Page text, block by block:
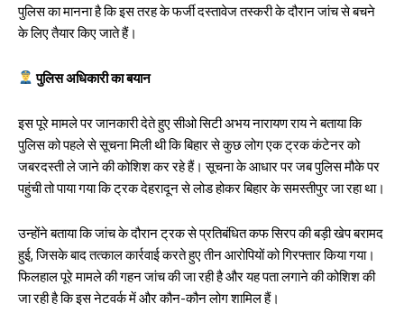
पुलिस का मानना है कि इस तरह के फर्जी दस्तावेज तस्करी के दौरान जांच से बचने
के लिए तैयार किए जाते हैं।
पुलिस अधिकारी का बयान
इस पूरे मामले पर जानकारी देते हुए सीओ सिटी अभय नारायण राय ने बताया कि
पुलिस को पहले से सूचना मिली थी कि बिहार से कुछ लोग एक ट्रक कंटेनर को
जबरदस्ती ले जाने की कोशिश कर रहे हैं। सूचना के आधार पर जब पुलिस मौके पर
पहुंची तो पाया गया कि ट्रक देहरादून से लोड होकर बिहार के समस्तीपुर जा रहा था।
उन्होंने बताया कि जांच के दौरान ट्रक से प्रतिबंधित कफ सिरप की बड़ी खेप बरामद
हुई, जिसके बाद तत्काल कार्रवाई करते हुए तीन आरोपियों को गिरफ्तार किया गया।
फिलहाल पूरे मामले की गहन जांच की जा रही है और यह पता लगाने की कोशिश की
जा रही है कि इस नेटवर्क में और कौन-कौन लोग शामिल हैं।